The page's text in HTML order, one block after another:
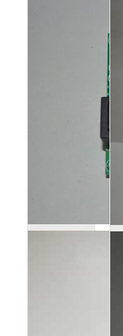
Poêles et
Conduit